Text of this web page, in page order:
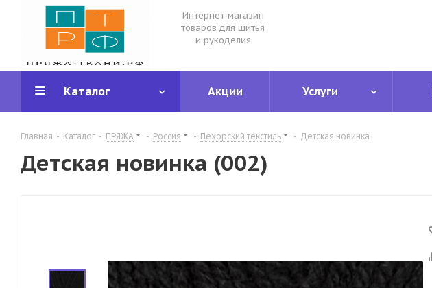
Интернет-магазин
товаров для шитья
и рукоделия
Каталог Акции Услуги
Главная - Каталог - ПРЯЖА - Россия - Пехорский текстиль - Детская новинка
Детская новинка (002)